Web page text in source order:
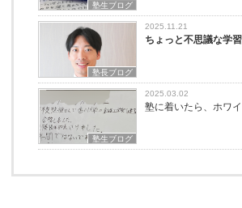
塾生ブログ
塾長ブログ
2025.11.21
ちょっと不思議な学習
塾生ブログ
2025.03.02
塾に着いたら、ホワイ